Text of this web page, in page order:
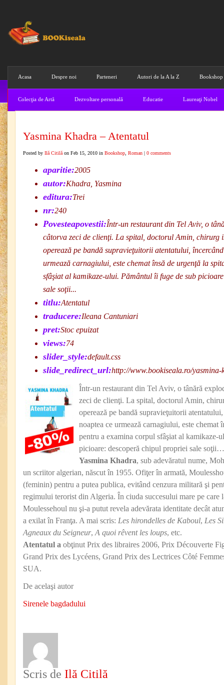
Acasa Despre noi Parteneri Autori de la A la Z Bookshop
Colecţia de Artă Dezvoltare personală Educatie Laureaţi Nobel
Yasmina Khadra – Atentatul
Posted by Ilă Citilă on Feb 15, 2010 in Bookshop Roman | 0 comments
aparitie:2005
autor:Khadra, Yasmina
editura:Trei
nr:240
Povesteapovestii:Într-un restaurant din Tel Aviv, o
câtorva zeci de clienţi. La spital, doctorul Amin, chirurg
operează pe bandă supravieţuitorii atentatului,
urmează carnagiului, este chemat însă de urgenţă la
sfâşiat al kamikaze-ului. Pământul îi fuge de sub
sale soţii...
titlu:Atentatul
traducere:Ileana Cantuniari
pret:Stoc epuizat
views:74
slider_style:default.css
slide_redirect_url:http://www.bookiseala.ro/
Într-un restaurant din Tel Aviv, o tânără
zeci de clienţi. La spital, doctorul Amin,
operează pe bandă supravieţuitorii
noaptea ce urmează carnagiului, este chemat
pentru a examina corpul sfâşiat al kamikaze-
picioare: descoperă chipul propriei sale soţii…
Yasmina Khadra, sub adevăratul nume,
un scriitor algerian, născut în 1955. Ofiţer în armată,
(feminin) pentru a putea publica, evitând cenzura militară şi
regimului terorist din Algeria. În ciuda succesului mare pe care
Moulessehoul nu şi-a putut revela adevărata identitate decât
a exilat în Franţa. A mai scris: Les hirondelles de Kaboul, Les
Agneaux du Seigneur, A quoi rêvent les loups, etc.
Atentatul a obţinut Prix des libraires 2006, Prix Découverte
Grand Prix des Lycéens, Grand Prix des Lectrices Côté
SUA.
De acelaşi autor
Sirenele bagdadului
Scris de Ilă Citilă